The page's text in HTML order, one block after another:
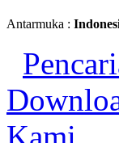
Antarmuka :
Kami